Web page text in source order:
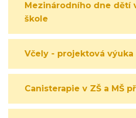
Mezinárodního dne dětí
škole
Včely - projektová výuka
Canisterapie v ZŠ a MŠ